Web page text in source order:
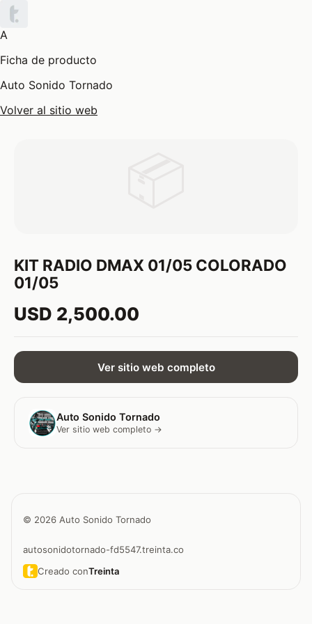
A
Ficha de producto
Auto Sonido Tornado
Volver al sitio web
KIT RADIO DMAX 01/05 COLORADO
01/05
USD 2,500.00
Ver sitio web completo
Auto Sonido Tornado
Ver sitio web completo →
© 2026 Auto Sonido Tornado
autosonidotornado-fd5547.treinta.co
Creado conTreinta